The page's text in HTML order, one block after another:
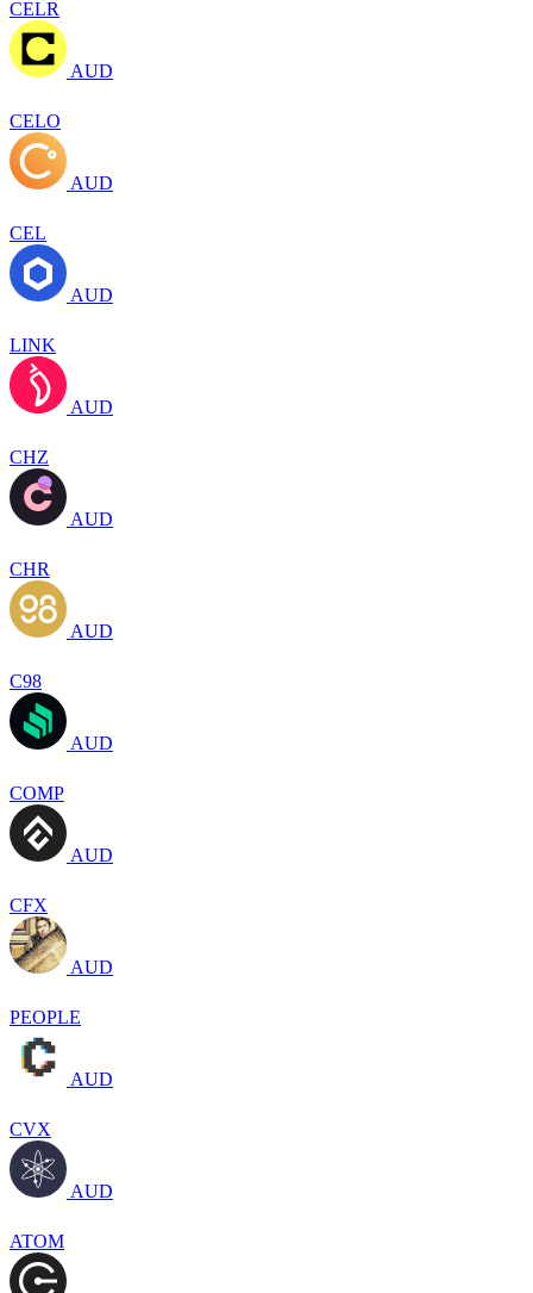
CELR
AUD
CELO
AUD
CEL
AUD
LINK
AUD
CHZ
AUD
CHR
AUD
C98
AUD
COMP
AUD
CFX
AUD
PEOPLE
AUD
CVX
AUD
ATOM